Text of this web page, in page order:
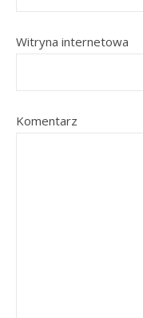
Witryna internetowa
Komentarz